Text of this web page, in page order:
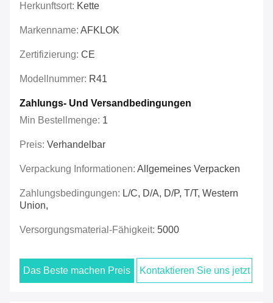
Herkunftsort: Kette
Markenname: AFKLOK
Zertifizierung: CE
Modellnummer: R41
Zahlungs- Und Versandbedingungen
Min Bestellmenge: 1
Preis: Verhandelbar
Verpackung Informationen: Allgemeines Verpacken
Zahlungsbedingungen: L/C, D/A, D/P, T/T, Western
Union,
Versorgungsmaterial-Fähigkeit: 5000
Das Beste machen Preis Kontaktieren Sie uns jetzt